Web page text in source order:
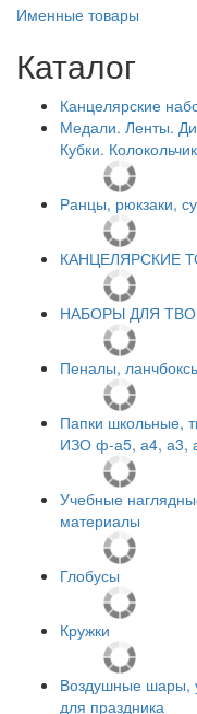
Именные товары
Каталог
Канцелярские
Медали. Ленты.
Кубки.
Ранцы, рюкзаки,
КАНЦЕЛЯРСКИЕ
НАБОРЫ ДЛЯ
Пеналы,
Папки школьные,
ИЗО ф-а5, а4, а3,
Учебные
материалы
Глобусы
Кружки
Воздушные шары,
для праздника